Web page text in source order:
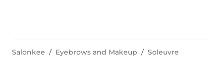
Salonkee Eyebrows and Makeup
Soleuvre